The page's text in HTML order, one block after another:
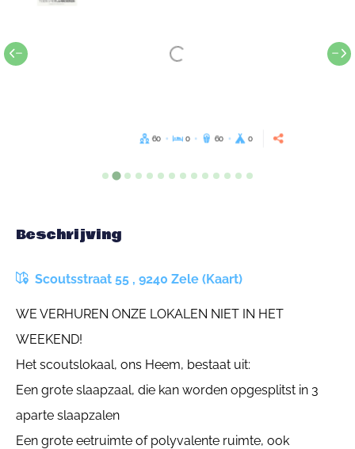
60 0 60 0
Beschrijving
Scoutsstraat 55 , 9240 Zele (Kaart)
WE VERHUREN ONZE LOKALEN NIET IN HET
WEEKEND!
Het scoutslokaal, ons Heem, bestaat uit:
Een grote slaapzaal, die kan worden opgesplitst in 3
aparte slaapzalen
Een grote eetruimte of polyvalente ruimte, ook